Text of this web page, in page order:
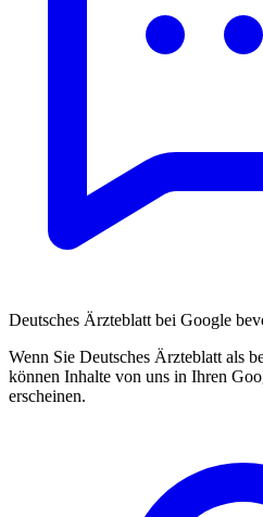
Deutsches Ärzteblatt bei Google
Wenn Sie Deutsches Ärzteblatt als
können Inhalte von uns in Ihren
erscheinen.